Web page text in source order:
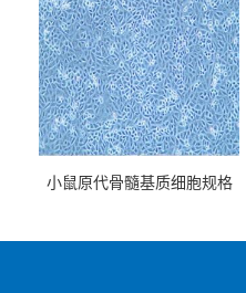
小鼠原代骨髓基质细胞规格